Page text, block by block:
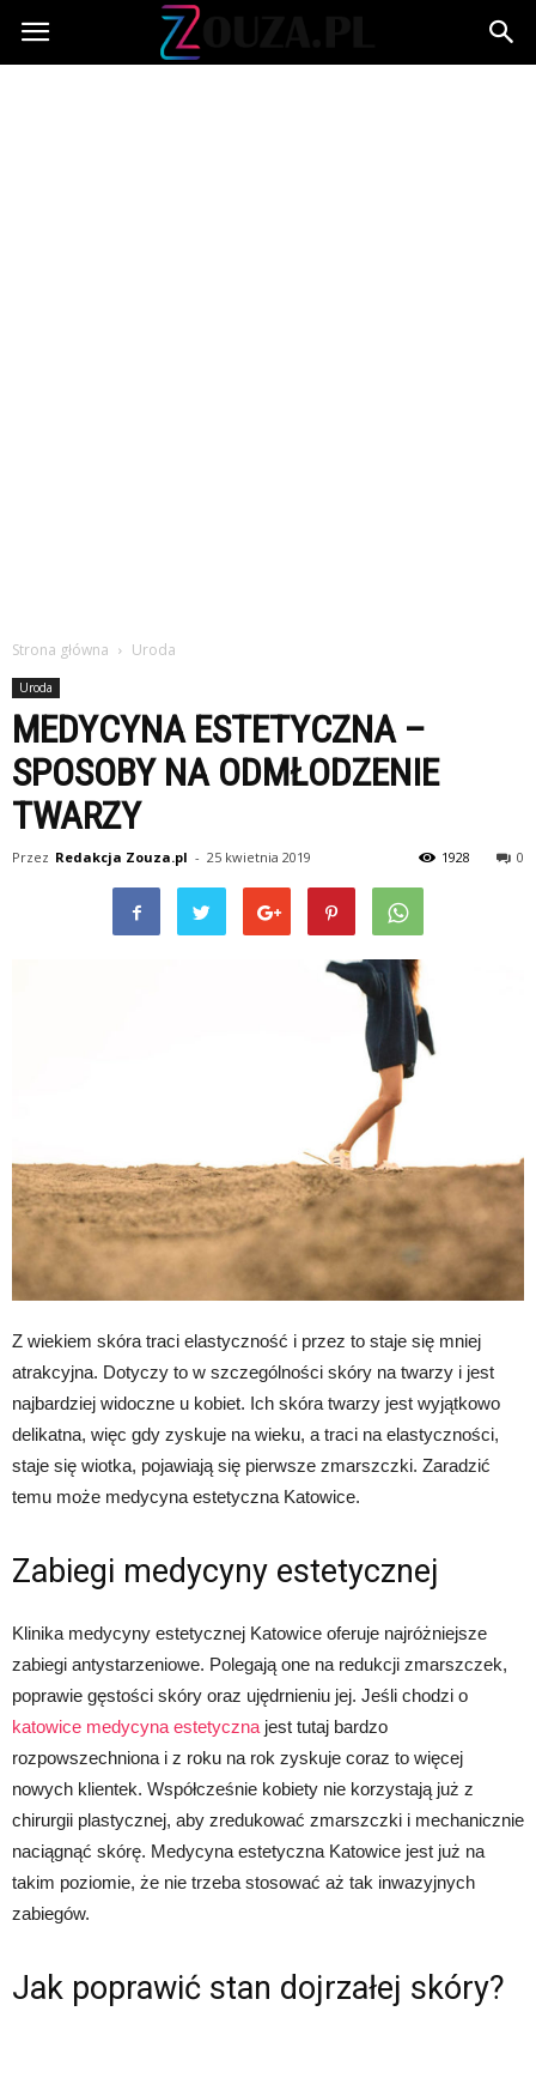
Zouza.pl
Strona główna Uroda
Uroda
MEDYCYNA ESTETYCZNA –
SPOSOBY NA ODMŁODZENIE
TWARZY
Przez Redakcja Zouza.pl - 25 kwietnia 2019 0
1928
Z wiekiem skóra traci elastyczność i przez to staje się mniej
atrakcyjna. Dotyczy to w szczególności skóry na twarzy i jest
najbardziej widoczne u kobiet. Ich skóra twarzy jest wyjątkowo
delikatna, więc gdy zyskuje na wieku, a traci na elastyczności,
staje się wiotka, pojawiają się pierwsze zmarszczki. Zaradzić
temu może medycyna estetyczna Katowice.
Zabiegi medycyny estetycznej
Klinika medycyny estetycznej Katowice oferuje najróżniejsze
zabiegi antystarzeniowe. Polegają one na redukcji zmarszczek,
poprawie gęstości skóry oraz ujędrnieniu jej. Jeśli chodzi o
katowice medycyna estetyczna jest tutaj bardzo
rozpowszechniona i z roku na rok zyskuje coraz to więcej
nowych klientek. Współcześnie kobiety nie korzystają już z
chirurgii plastycznej, aby zredukować zmarszczki i mechanicznie
naciągnąć skórę. Medycyna estetyczna Katowice jest już na
takim poziomie, że nie trzeba stosować aż tak inwazyjnych
zabiegów.
Jak poprawić stan dojrzałej skóry?